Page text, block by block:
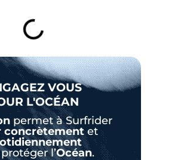
VOUS
L'OCÉAN
permet à Surfrider
concrètementet
l’Océan.